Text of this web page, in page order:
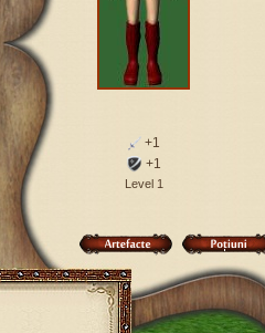
+1
+1
Level 1